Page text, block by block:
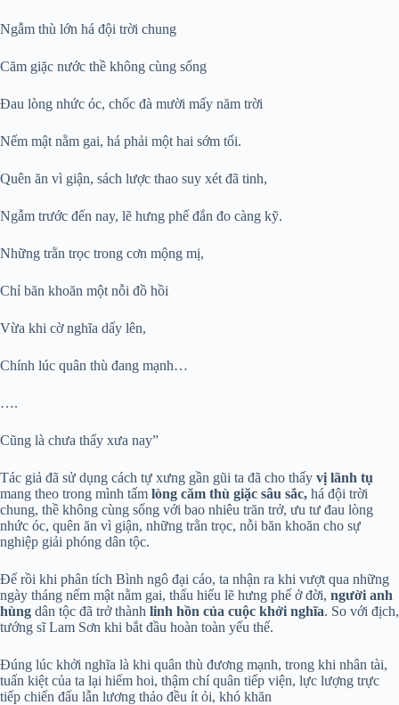
Ngẫm thù lớn há đội trời chung
Căm giặc nước thề không cùng sống
Đau lòng nhức óc, chốc đà mười mấy năm trời
Nếm mật nằm gai, há phải một hai sớm tối.
Quên ăn vì giận, sách lược thao suy xét đã tinh,
Ngẫm trước đến nay, lẽ hưng phế đắn đo càng kỹ.
Những trằn trọc trong cơn mộng mị,
Chỉ băn khoăn một nỗi đồ hồi
Vừa khi cờ nghĩa dấy lên,
Chính lúc quân thù đang mạnh…
….
Cũng là chưa thấy xưa nay”
Tác giả đã sử dụng cách tự xưng gần gũi ta đã cho thấy vị lãnh tụ
mang theo trong mình tấm lòng căm thù giặc sâu sắc, há đội trời
chung, thề không cùng sống với bao nhiêu trăn trở, ưu tư đau lòng
nhức óc, quên ăn vì giận, những trằn trọc, nỗi băn khoăn cho sự
nghiệp giải phóng dân tộc.
Để rồi khi phân tích Bình ngô đại cáo, ta nhận ra khi vượt qua những
ngày tháng nếm mật nằm gai, thấu hiểu lẽ hưng phế ở đời, người anh
hùng dân tộc đã trở thành linh hồn của cuộc khởi nghĩa. So với địch,
tướng sĩ Lam Sơn khi bắt đầu hoàn toàn yếu thế.
Đúng lúc khởi nghĩa là khi quân thù đương mạnh, trong khi nhân tài,
tuấn kiệt của ta lại hiếm hoi, thậm chí quân tiếp viện, lực lượng trực
tiếp chiến đấu lẫn lương thảo đều ít ỏi, khó khăn